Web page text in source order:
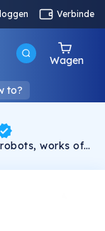
Verbinde
Wagen
to?
works of
and enjoy.